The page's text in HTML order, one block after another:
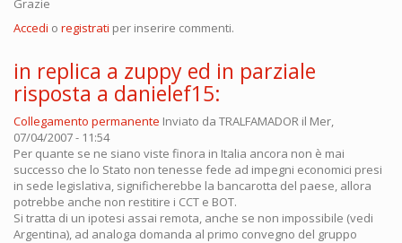
Accedi o registrati per inserire commenti.
in replica a zuppy ed in parziale
risposta a danielef15:
Collegamento permanente Inviato da TRALFAMADOR il Mer,
07/04/2007 - 11:54
Per quante se ne siano viste finora in Italia ancora non è mai
successo che lo Stato non tenesse fede ad impegni economici presi
in sede legislativa, significherebbe la bancarotta del paese, allora
potrebbe anche non restitire i CCT e BOT.
Si tratta di un ipotesi assai remota, anche se non impossibile (vedi
Argentina), ad analoga domanda al primo convegno del gruppo